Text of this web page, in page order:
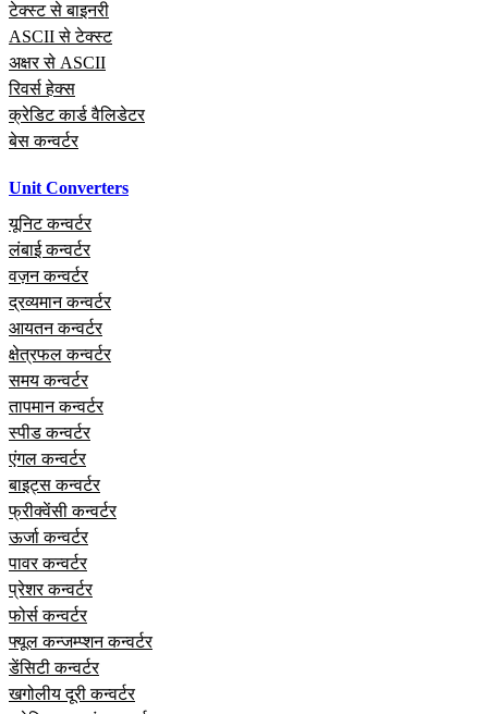
टेक्स्ट से बाइनरी
ASCII से टेक्स्ट
अक्षर से ASCII
रिवर्स हेक्स
क्रेडिट कार्ड वैलिडेटर
बेस कन्वर्टर
Unit Converters
यूनिट कन्वर्टर
लंबाई कन्वर्टर
वज़न कन्वर्टर
द्रव्यमान कन्वर्टर
आयतन कन्वर्टर
क्षेत्रफल कन्वर्टर
समय कन्वर्टर
तापमान कन्वर्टर
स्पीड कन्वर्टर
एंगल कन्वर्टर
बाइट्स कन्वर्टर
फ्रीक्वेंसी कन्वर्टर
ऊर्जा कन्वर्टर
पावर कन्वर्टर
प्रेशर कन्वर्टर
फोर्स कन्वर्टर
फ्यूल कन्जम्प्शन कन्वर्टर
डेंसिटी कन्वर्टर
खगोलीय दूरी कन्वर्टर